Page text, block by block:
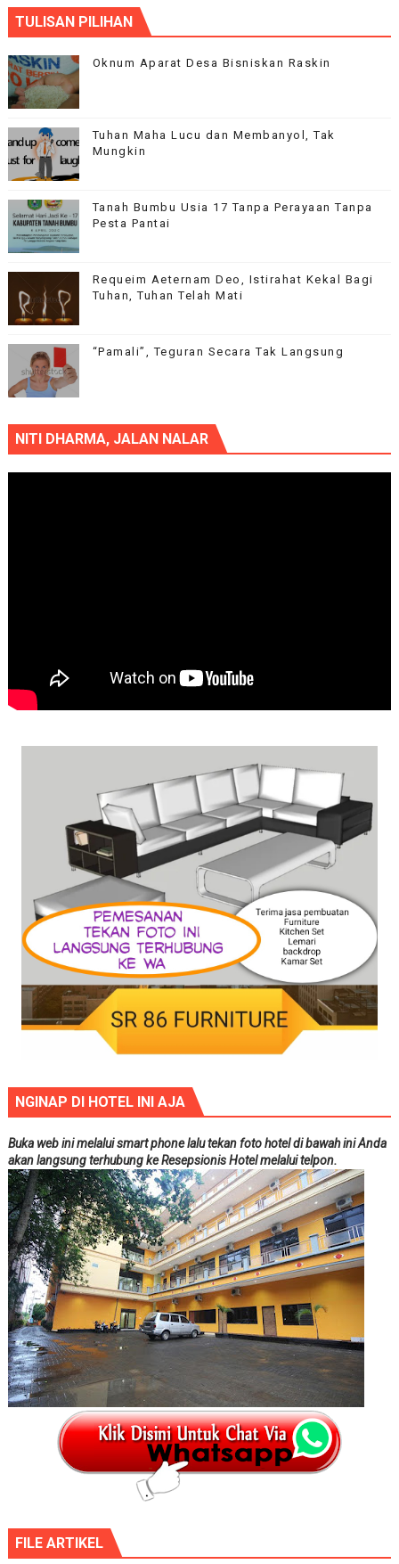
Aplha Blog
Our flagship theme is highly customizable through the options
panel, so you can modify the design, layout and typography.
TULISAN PILIHAN
Oknum Aparat Desa Bisniskan Raskin
Tuhan Maha Lucu dan Membanyol, Tak
Mungkin
Tanah Bumbu Usia 17 Tanpa Perayaan Tanpa
Pesta Pantai
Requeim Aeternam Deo, Istirahat Kekal Bagi
Tuhan, Tuhan Telah Mati
“Pamali”, Teguran Secara Tak Langsung
NITI DHARMA, JALAN NALAR
NGINAP DI HOTEL INI AJA
Buka web ini melalui smart phone lalu tekan foto hotel di bawah ini Anda
akan langsung terhubung ke Resepsionis Hotel melalui telpon.
FILE ARTIKEL